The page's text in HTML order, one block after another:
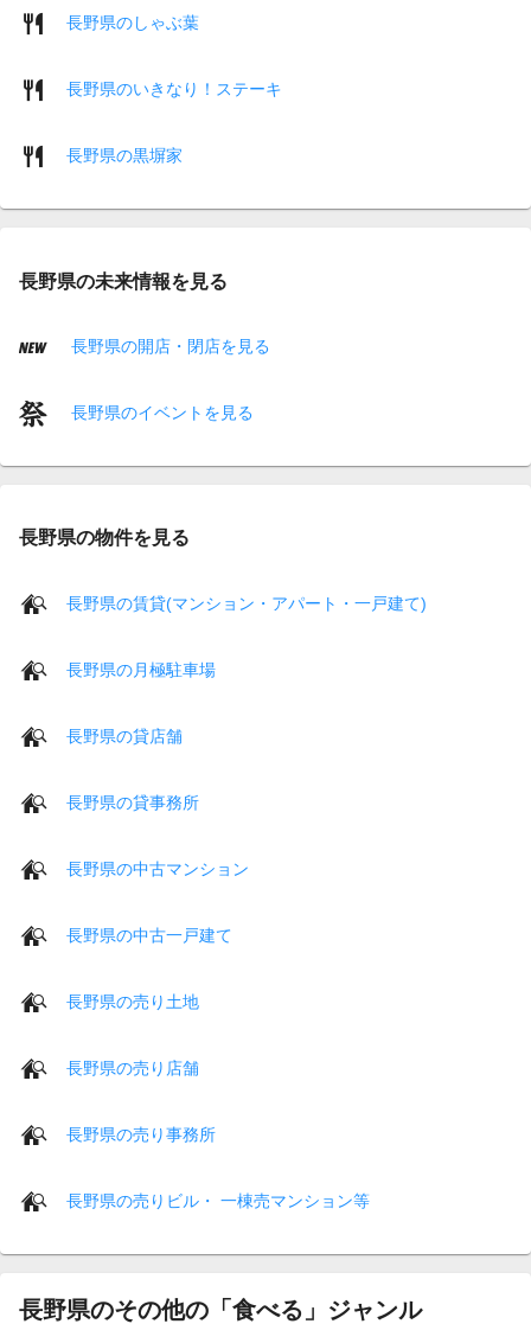
長野県のしゃぶ葉
長野県のいきなり！ステーキ
長野県の黒塀家
長野県の未来情報を見る
長野県の開店・閉店を見る
長野県のイベントを見る
長野県の物件を見る
長野県の賃貸(マンション・アパート・一戸建て)
長野県の月極駐車場
長野県の貸店舗
長野県の貸事務所
長野県の中古マンション
長野県の中古一戸建て
長野県の売り土地
長野県の売り店舗
長野県の売り事務所
長野県の売りビル・ 一棟売マンション等
長野県のその他の「食べる」ジャンル